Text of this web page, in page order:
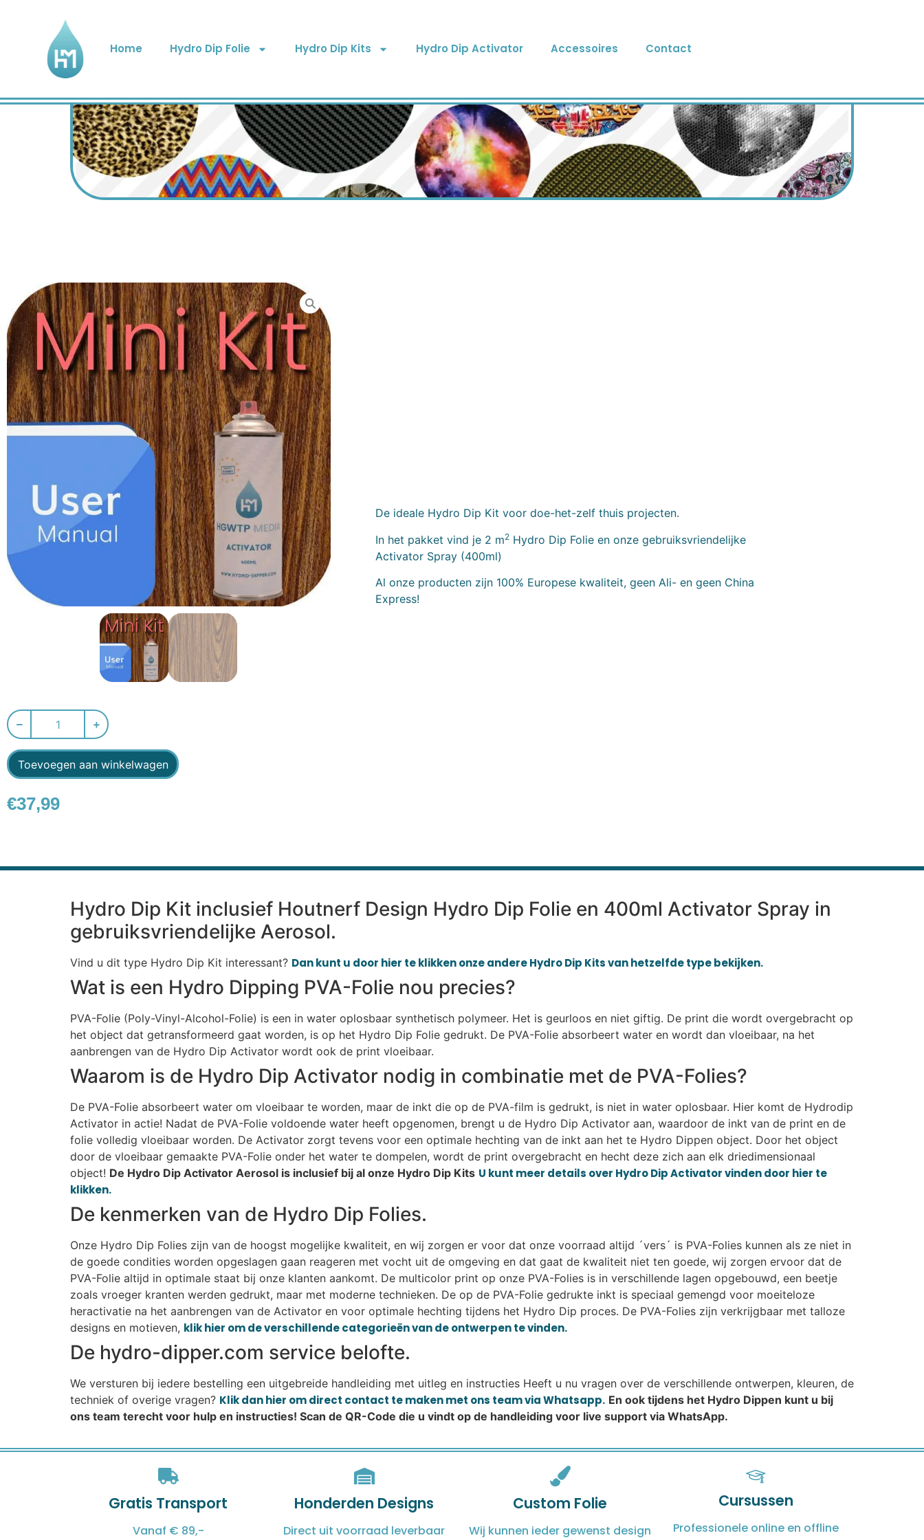
Home Hydro Dip Folie Hydro Dip Kits Hydro Dip Activator Accessoires Contact
Toevoegen aan winkelwagen
€37,99
De ideale Hydro Dip Kit voor doe-het-zelf thuis projecten.
In het pakket vind je 2 m2Hydro Dip Folie en onze gebruiksvriendelijke
Activator Spray (400ml)
Al onze producten zijn 100% Europese kwaliteit, geen Ali- en geen China
Express!
Hydro Dip Kit inclusief Houtnerf Design Hydro Dip Folie en 400ml Activator Spray in
gebruiksvriendelijke Aerosol.
Vind u dit type Hydro Dip Kit interessant? Dan kunt u door hier te klikken onze andere Hydro Dip Kits van hetzelfde type bekijken.
Wat is een Hydro Dipping PVA-Folie nou precies?
PVA-Folie (Poly-Vinyl-Alcohol-Folie) is een in water oplosbaar synthetisch polymeer. Het is geurloos en niet giftig. De print die wordt overgebracht op
het object dat getransformeerd gaat worden, is op het Hydro Dip Folie gedrukt. De PVA-Folie absorbeert water en wordt dan vloeibaar, na het
aanbrengen van de Hydro Dip Activator wordt ook de print vloeibaar.
Waarom is de Hydro Dip Activator nodig in combinatie met de PVA-Folies?
De PVA-Folie absorbeert water om vloeibaar te worden, maar de inkt die op de PVA-film is gedrukt, is niet in water oplosbaar. Hier komt de Hydrodip
Activator in actie! Nadat de PVA-Folie voldoende water heeft opgenomen, brengt u de Hydro Dip Activator aan, waardoor de inkt van de print en de
folie volledig vloeibaar worden. De Activator zorgt tevens voor een optimale hechting van de inkt aan het te Hydro Dippen object. Door het object
door de vloeibaar gemaakte PVA-Folie onder het water te dompelen, wordt de print overgebracht en hecht deze zich aan elk driedimensionaal
object! De Hydro Dip Activator Aerosol is inclusief bij al onze Hydro Dip Kits U kunt meer details over Hydro Dip Activator vinden door hier te
klikken.
De kenmerken van de Hydro Dip Folies.
Onze Hydro Dip Folies zijn van de hoogst mogelijke kwaliteit, en wij zorgen er voor dat onze voorraad altijd ´vers´ is PVA-Folies kunnen als ze niet in
de goede condities worden opgeslagen gaan reageren met vocht uit de omgeving en dat gaat de kwaliteit niet ten goede, wij zorgen ervoor dat de
PVA-Folie altijd in optimale staat bij onze klanten aankomt. De multicolor print op onze PVA-Folies is in verschillende lagen opgebouwd, een beetje
zoals vroeger kranten werden gedrukt, maar met moderne technieken. De op de PVA-Folie gedrukte inkt is speciaal gemengd voor moeiteloze
heractivatie na het aanbrengen van de Activator en voor optimale hechting tijdens het Hydro Dip proces. De PVA-Folies zijn verkrijgbaar met talloze
designs en motieven, klik hier om de verschillende categorieën van de ontwerpen te vinden.
De hydro-dipper.com service belofte.
We versturen bij iedere bestelling een uitgebreide handleiding met uitleg en instructies Heeft u nu vragen over de verschillende ontwerpen, kleuren, de
techniek of overige vragen? Klik dan hier om direct contact te maken met ons team via Whatsapp. En ook tijdens het Hydro Dippen kunt u bij
ons team terecht voor hulp en instructies! Scan de QR-Code die u vindt op de handleiding voor live support via WhatsApp.
Gratis Transport
Vanaf € 89,-
Honderden Designs
Direct uit voorraad leverbaar
Custom Folie
Wij kunnen ieder gewenst design
Cursussen
Professionele online en offline